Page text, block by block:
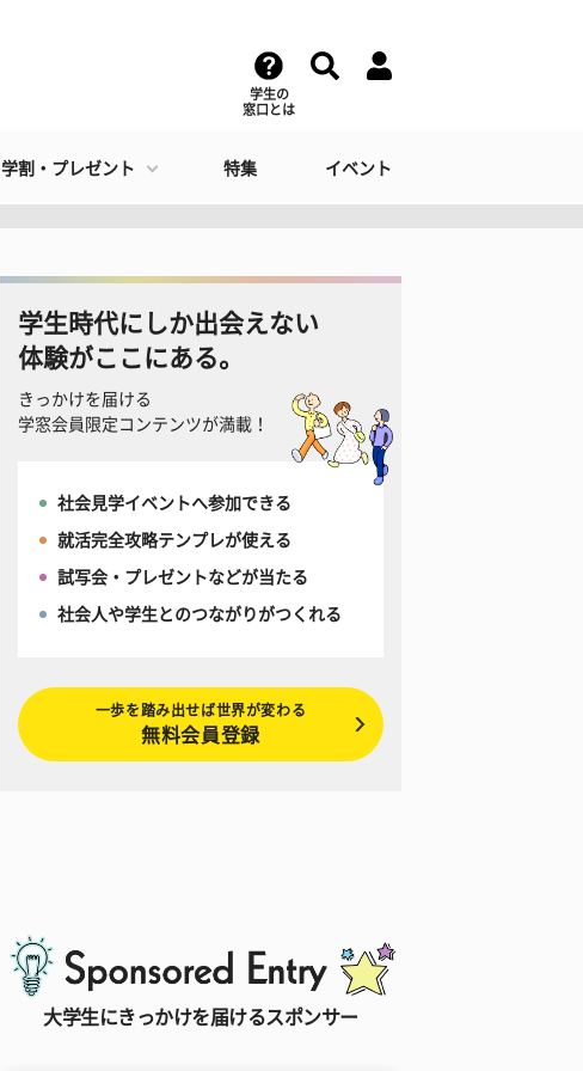
学生の
窓口とは
学割・プレゼント 特集 イベント
学生時代にしか出会えない
体験がここにある。
きっかけを届ける
学窓会員限定コンテンツが満載！
社会見学イベントへ参加できる
就活完全攻略テンプレが使える
試写会・プレゼントなどが当たる
社会人や学生とのつながりがつくれる
一歩を踏み出せば世界が変わる
無料会員登録
大学生にきっかけを届けるスポンサー